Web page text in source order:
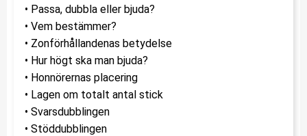
• Passa, dubbla eller bjuda?
• Vem bestämmer?
• Zonförhållandenas betydelse
• Hur högt ska man bjuda?
• Honnörernas placering
• Lagen om totalt antal stick
• Svarsdubblingen
• Stöddubblingen